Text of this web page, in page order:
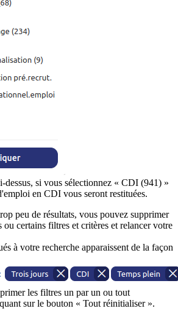
dessus, si vous sélectionnez « CDI (941) »
en CDI vous seront restituées.
peu de résultats, vous pouvez supprimer
ou certains filtres et critères et relancer votre
à votre recherche apparaissent de la façon
les filtres un par un ou tout
sur le bouton « Tout réinitialiser ».